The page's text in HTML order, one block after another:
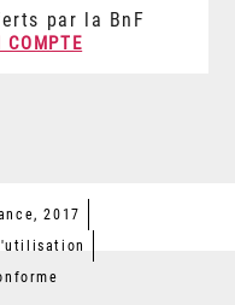
par la BnF
COMPTE
2017